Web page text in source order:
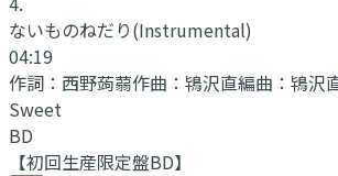
ないものねだり(Instrumental)
04:19
作詞： 西野蒟蒻作曲： 鴇沢直編曲： 鴇沢
Sweet
BD
【初回生産限定盤BD】